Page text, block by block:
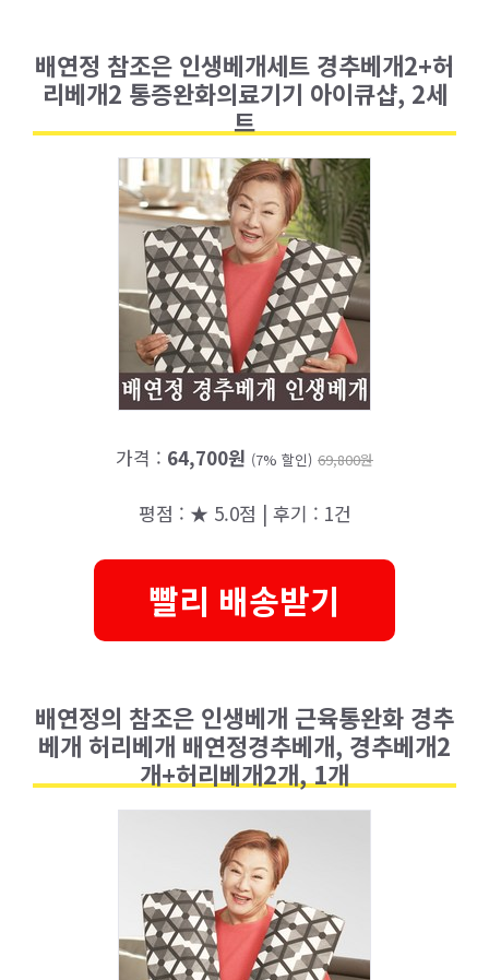
배연정 참조은 인생베개세트 경추베개2+허
리베개2 통증완화의료기기 아이큐샵, 2세
트
가격 : 64,700원 (7% 할인) 69,800원
평점 : ★ 5.0점 | 후기 : 1건
빨리 배송받기
배연정의 참조은 인생베개 근육통완화 경추
베개 허리베개 배연정경추베개, 경추베개2
개+허리베개2개, 1개